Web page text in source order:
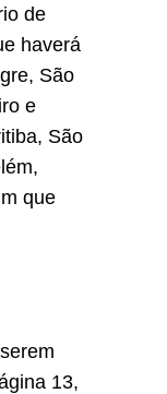
de
haverá
São
e
São
que
13,